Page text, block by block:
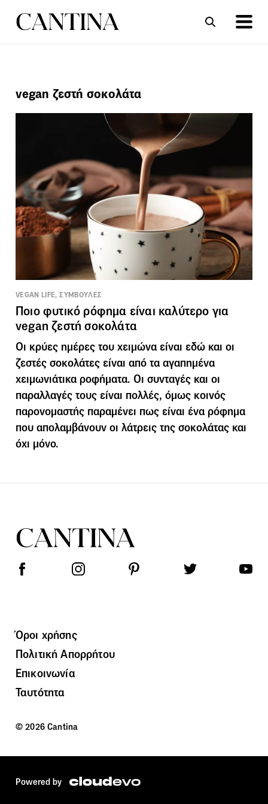
ΣΥΝΤΑΓΕΣ
vegan ζεστή σοκολάτα
VEGAN LIFE, ΣΥΜΒΟΥΛΕΣ
Ποιο φυτικό ρόφημα είναι καλύτερο για
vegan ζεστή σοκολάτα
Οι κρύες ημέρες του χειμώνα είναι εδώ και οι
ζεστές σοκολάτες είναι από τα αγαπημένα
χειμωνιάτικα ροφήματα. Οι συνταγές και οι
παραλλαγές τους είναι πολλές, όμως κοινός
παρονομαστής παραμένει πως είναι ένα ρόφημα
που απολαμβάνουν οι λάτρεις της σοκολάτας και
όχι μόνο.
Όροι χρήσης
Πολιτική Απορρήτου
Επικοινωνία
Ταυτότητα
© 2026 Cantina
Powered by